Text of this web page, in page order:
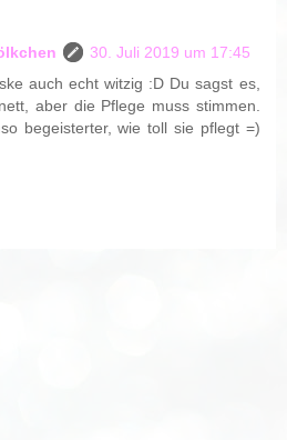
30. Juli 2019 um 17:45
auch echt witzig :D Du sagst es,
aber die Pflege muss stimmen.
begeisterter, wie toll sie pflegt =)